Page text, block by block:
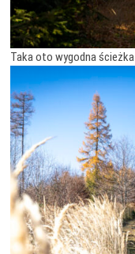
Taka oto wygodna ścieżka